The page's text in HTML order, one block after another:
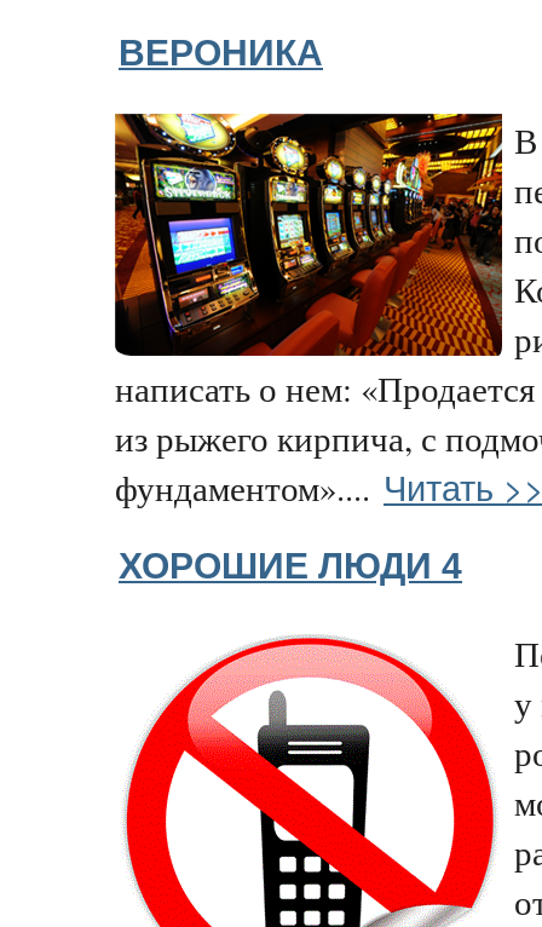
ВЕРОНИКА
В
написать о нем:
из рыжего кирпича, с
фундаментом».... Читать
ХОРОШИЕ ЛЮДИ 4
у